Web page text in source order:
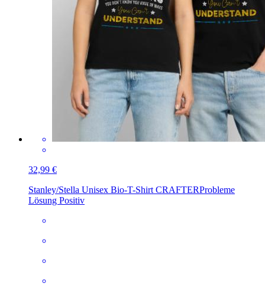
32,99 €
Stanley/Stella Unisex Bio-T-Shirt CRAFTERProbleme
Lösung Positiv